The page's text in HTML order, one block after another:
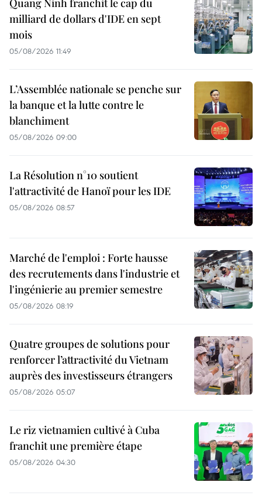
Quang Ninh franchit le cap du
milliard de dollars d'IDE en sept
mois
05/08/2026 11:49
L’Assemblée nationale se penche sur
la banque et la lutte contre le
blanchiment
05/08/2026 09:00
La Résolution n°10 soutient
l'attractivité de Hanoï pour les IDE
05/08/2026 08:57
Marché de l'emploi : Forte hausse
des recrutements dans l'industrie et
l'ingénierie au premier semestre
05/08/2026 08:19
Quatre groupes de solutions pour
renforcer l’attractivité du Vietnam
auprès des investisseurs étrangers
05/08/2026 05:07
Le riz vietnamien cultivé à Cuba
franchit une première étape
05/08/2026 04:30